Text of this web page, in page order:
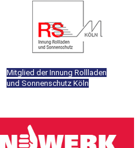
Mitglied der Innung Rollladen
und Son­nen­schutz Köln